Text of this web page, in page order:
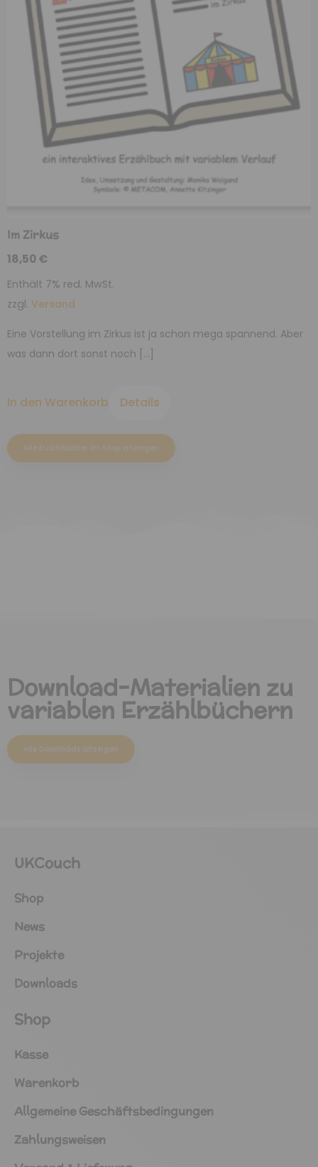
Im Zirkus
18,50€
Enthält 7% red. MwSt.
zzgl. Versand
Eine Vorstellung im Zirkus ist ja schon mega spannend. Aber
was dann dort sonst noch […]
In den Warenkorb Details
Alle Erzählbücher im Shop anzeigen
Download-Materialien zu
variablen Erzählbüchern
Alle Downloads anzeigen
UKCouch
Shop
News
Projekte
Downloads
Shop
Kasse
Warenkorb
Allgemeine Geschäftsbedingungen
Zahlungsweisen